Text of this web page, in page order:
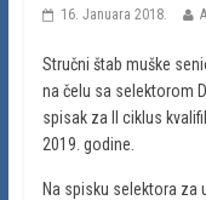
16. Januara 2018.
Stručni štab muške
na čelu sa selektorom
spisak za II ciklus
2019. godine.
Na spisku selektora za